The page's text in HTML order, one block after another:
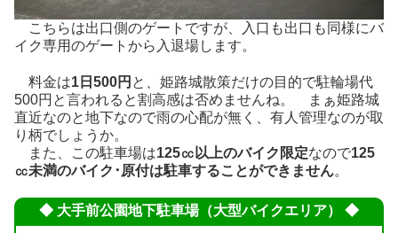
こちらは出口側のゲートですが、入口も出口も同様にバ
イク専用のゲートから入退場します。
料金は1日500円 と、姫路城散策だけの目的で駐輪場代
500円と言われると割高感は否めませんね。 まぁ姫路城
直近なのと地下なので雨の心配が無く、有人管理なのが取
り柄でしょうか。
また、この駐車場は125㏄以上のバイク限定なので125
㏄未満のバイク･原付は駐車することができません。
◆ 大手前公園地下駐車場（大型バイクエリア） ◆